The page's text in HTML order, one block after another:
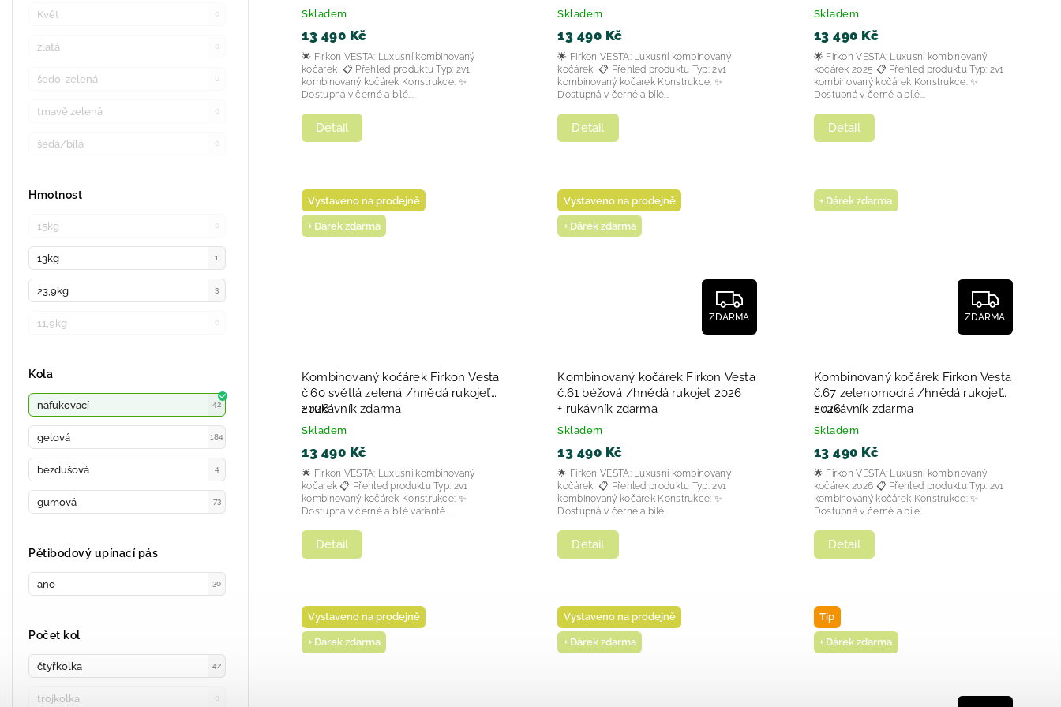
Květ 0
zlatá 0
šedo-zelená 0
tmavě zelená 0
šedá/bílá 0
Hmotnost
15kg 0
13kg 1
23,9kg 3
11,9kg 0
Kola
nafukovací 42
gelová 184
bezdušová 4
gumová 73
Pětibodový upínací pás
ano 30
Počet kol
čtyřkolka 42
trojkolka 0
Skladem
13 490 Kč
Detail
🌟 Firkon VESTA: Luxusní kombinovaný
kočárek 📋 Přehled produktu Typ: 2v1
kombinovaný kočárek Konstrukce: ✨
Dostupná v černé a bílé...
Skladem
13 490 Kč
Detail
🌟 Firkon VESTA: Luxusní kombinovaný
kočárek 📋 Přehled produktu Typ: 2v1
kombinovaný kočárek Konstrukce: ✨
Dostupná v černé a bílé...
Skladem
13 490 Kč
Detail
🌟 Firkon VESTA: Luxusní kombinovaný
kočárek 2025 📋 Přehled produktu Typ: 2v1
kombinovaný kočárek Konstrukce: ✨
Dostupná v černé a bílé...
Vystaveno na prodejně
+ Dárek zdarma
Kombinovaný kočárek Firkon Vesta
č.60 světlá zelená /hnědá rukojeť
2026
+ rukávník zdarma
Skladem
13 490 Kč
Detail
🌟 Firkon VESTA: Luxusní kombinovaný
kočárek 📋 Přehled produktu Typ: 2v1
kombinovaný kočárek Konstrukce: ✨
Dostupná v černé a bílé variantě...
Vystaveno na prodejně
+ Dárek zdarma
ZDARMA
Kombinovaný kočárek Firkon Vesta
č.61 béžová /hnědá rukojeť 2026
+ rukávník zdarma
Skladem
13 490 Kč
Detail
🌟 Firkon VESTA: Luxusní kombinovaný
kočárek 📋 Přehled produktu Typ: 2v1
kombinovaný kočárek Konstrukce: ✨
Dostupná v černé a bílé...
+ Dárek zdarma
ZDARMA
Kombinovaný kočárek Firkon Vesta
č.67 zelenomodrá /hnědá rukojeť
2026
+ rukávník zdarma
Skladem
13 490 Kč
Detail
🌟 Firkon VESTA: Luxusní kombinovaný
kočárek 2026 📋 Přehled produktu Typ: 2v1
kombinovaný kočárek Konstrukce: ✨
Dostupná v černé a bílé...
Vystaveno na prodejně
+ Dárek zdarma
Vystaveno na prodejně
+ Dárek zdarma
Tip
+ Dárek zdarma